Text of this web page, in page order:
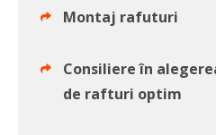
Montaj rafuturi
Consiliere în
de rafturi optim